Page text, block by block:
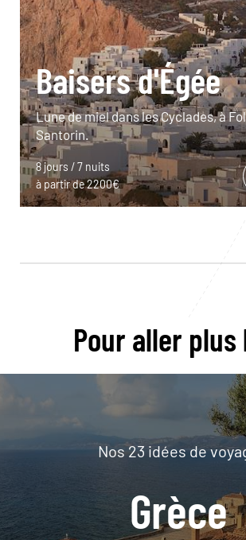
Baisers d'Égée
Lune de miel dans les Cyclades, à
Santorin.
8 jours / 7 nuits
à partir de 2200€
Pour aller plus
Nos 23 idées de
Grèce